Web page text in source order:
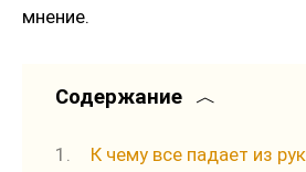
мнение.
Содержание
К чему все падает из рук